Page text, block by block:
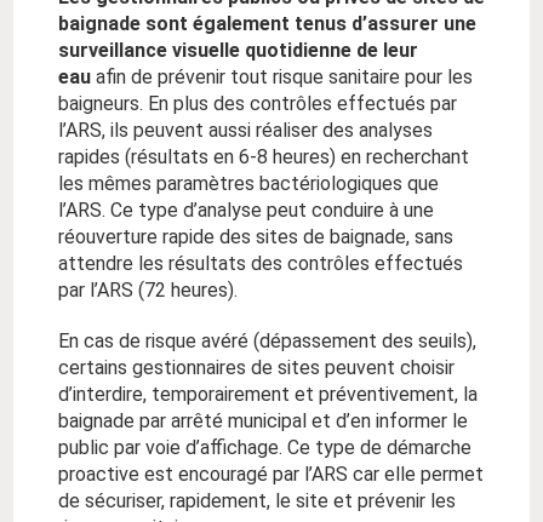
baignade sont également tenus d’assurer une
surveillance visuelle quotidienne de leur
eau afin de prévenir tout risque sanitaire pour les
baigneurs. En plus des contrôles effectués par
l’ARS, ils peuvent aussi réaliser des analyses
rapides (résultats en 6-8 heures) en recherchant
les mêmes paramètres bactériologiques que
l’ARS. Ce type d’analyse peut conduire à une
réouverture rapide des sites de baignade, sans
attendre les résultats des contrôles effectués
par l’ARS (72 heures).
En cas de risque avéré (dépassement des seuils),
certains gestionnaires de sites peuvent choisir
d’interdire, temporairement et préventivement, la
baignade par arrêté municipal et d’en informer le
public par voie d’affichage. Ce type de démarche
proactive est encouragé par l’ARS car elle permet
de sécuriser, rapidement, le site et prévenir les